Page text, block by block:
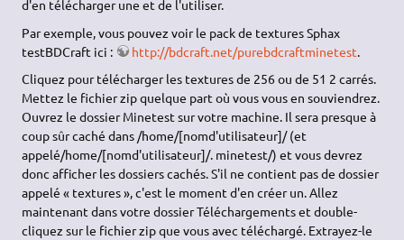
d'en télécharger une et de l'utiliser.
Par exemple, vous pouvez voir le pack de textures Sphax
testBDCraft ici :
http://bdcraft.net/purebdcraftminetest.
Cliquez pour télécharger les textures de 256 ou de 51 2 carrés.
Mettez le fichier zip quelque part où vous vous en souviendrez.
Ouvrez le dossier Minetest sur votre machine. Il sera presque à
coup sûr caché dans /home/[nomd'utilisateur]/ (et
appelé/home/[nomd'utilisateur]/. minetest/) et vous devrez
donc afficher les dossiers cachés. S'il ne contient pas de dossier
appelé « textures », c'est le moment d'en créer un. Allez
maintenant dans votre dossier Téléchargements et double-
cliquez sur le fichier zip que vous avec téléchargé. Extrayez-le